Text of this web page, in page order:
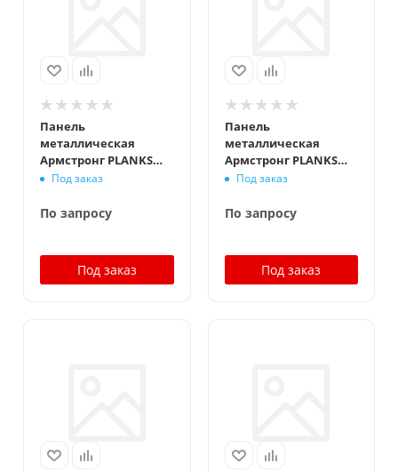
Панель
металлическая
Армстронг PLANKS
Board Plain 1200x300
перфорация Rg1504 с
Под заказ
По запросу
Под заказ
Панель
металлическая
Армстронг PLANKS
Board Plain 1200x300
перфорация Rd1509
Под заказ
По запросу
Под заказ